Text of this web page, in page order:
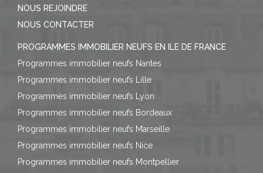
NOUS REJOINDRE
NOUS CONTACTER
PROGRAMMES IMMOBILIER NEUFS EN ILE DE FRANCE
Programmes immobilier neufs Nantes
Programmes immobilier neufs Lille
Programmes immobilier neufs Lyon
Programmes immobilier neufs Bordeaux
Programmes immobilier neufs Marseille
Programmes immobilier neufs Nice
Programmes immobilier neufs Montpellier